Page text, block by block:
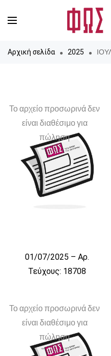
Αρχική σελίδα 2025
Το αρχείο προσωρινά δεν
είναι διαθέσιμο για
πώληση
01/07/2025 – Αρ.
Τεύχους: 18708
Το αρχείο προσωρινά δεν
είναι διαθέσιμο για
πώληση